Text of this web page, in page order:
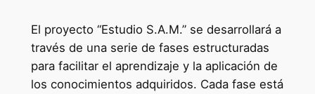
El proyecto “Estudio S.A.M.” se desarrollará a
través de una serie de fases estructuradas
para facilitar el aprendizaje y la aplicación de
los conocimientos adquiridos. Cada fase está